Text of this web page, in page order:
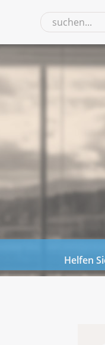
Helfen